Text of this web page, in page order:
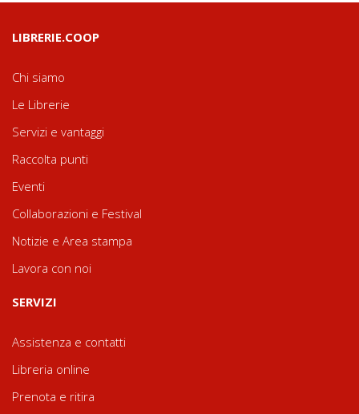
LIBRERIE.COOP
Chi siamo
Le Librerie
Servizi e vantaggi
Raccolta punti
Eventi
Collaborazioni e Festival
Notizie e Area stampa
Lavora con noi
SERVIZI
Assistenza e contatti
Libreria online
Prenota e ritira